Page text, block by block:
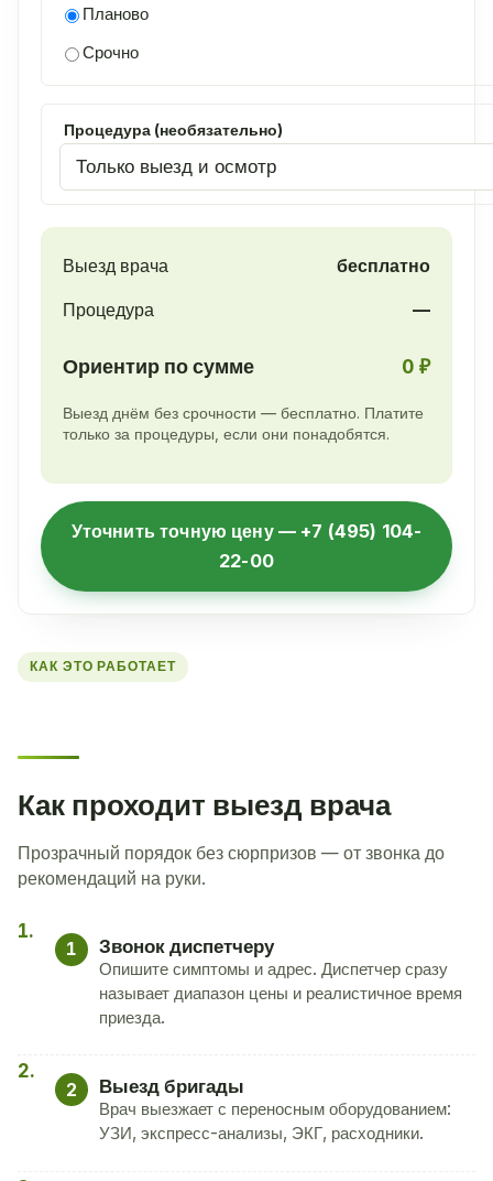
Планово
Срочно
Процедура (необязательно)
Выезд врача бесплатно
Процедура —
Ориентир по сумме 0 ₽
Выезд днём без срочности — бесплатно. Платите
только за процедуры, если они понадобятся.
Уточнить точную цену — +7 (495) 104-
22-00
КАК ЭТО РАБОТАЕТ
Как проходит выезд врача
Прозрачный порядок без сюрпризов — от звонка до
рекомендаций на руки.
1 Звонок диспетчеру
Опишите симптомы и адрес. Диспетчер сразу
называет диапазон цены и реалистичное время
приезда.
2 Выезд бригады
Врач выезжает с переносным оборудованием:
УЗИ, экспресс-анализы, ЭКГ, расходники.